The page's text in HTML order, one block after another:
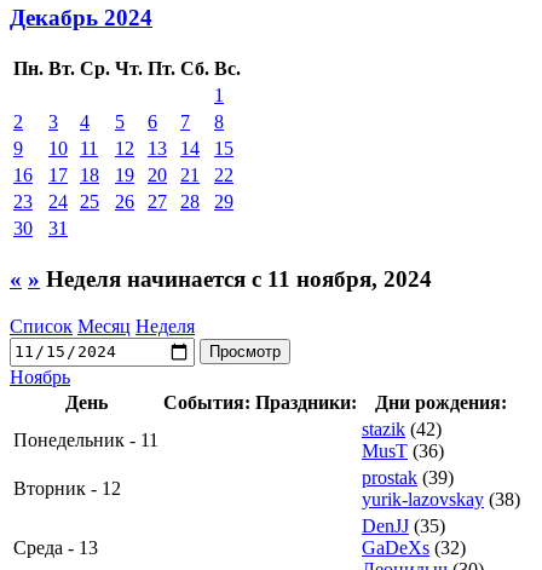
Декабрь 2024
Пн. Вт. Ср. Чт. Пт. Сб. Вс.
1
2
3 4 5 6 7
8
9
10 11 12 13 14
15
16
17 18 19 20 21
22
23
24 25 26 27 28
29
30
31
« » Неделя начинается с 11 ноября, 2024
Список Месяц Неделя
Ноябрь
День
События: Праздники:
Дни рождения:
Понедельник - 11
stazik (42)
MusT (36)
Вторник - 12
prostak (39)
yurik-lazovskay (38)
Среда - 13
DenJJ (35)
GaDeXs (32)